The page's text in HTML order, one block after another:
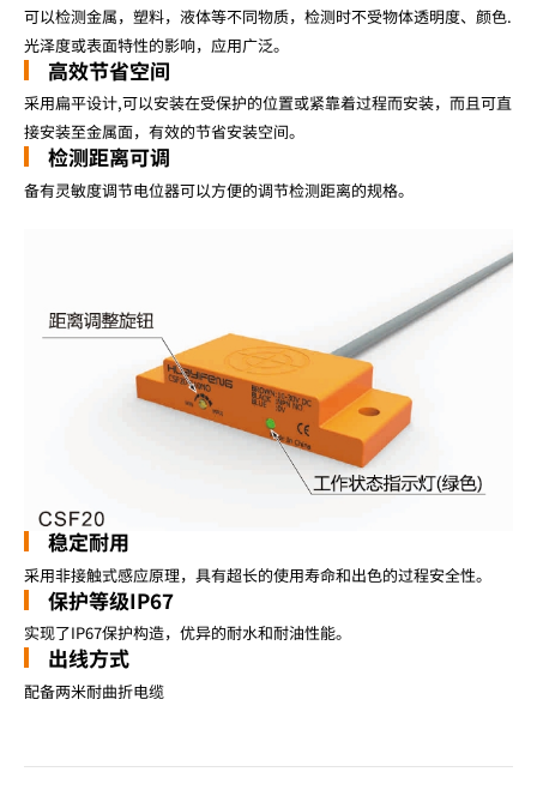
可以检测金属，塑料，液体等不同物质，检测时不受物体透明度、颜色.
光泽度或表面特性的影响，应用广泛。
高效节省空间
采用扁平设计,可以安装在受保护的位置或紧靠着过程而安装，而且可直
接安装至金属面，有效的节省安装空间。
检测距离可调
备有灵敏度调节电位器可以方便的调节检测距离的规格。
稳定耐用
采用非接触式感应原理，具有超长的使用寿命和出色的过程安全性。
保护等级IP67
实现了IP67保护构造，优异的耐水和耐油性能。
出线方式
配备两米耐曲折电缆